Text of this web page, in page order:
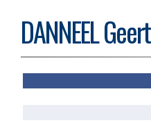
DANNEEL Geert